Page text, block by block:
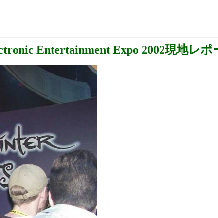
Entertainment Expo 2002現地レポ